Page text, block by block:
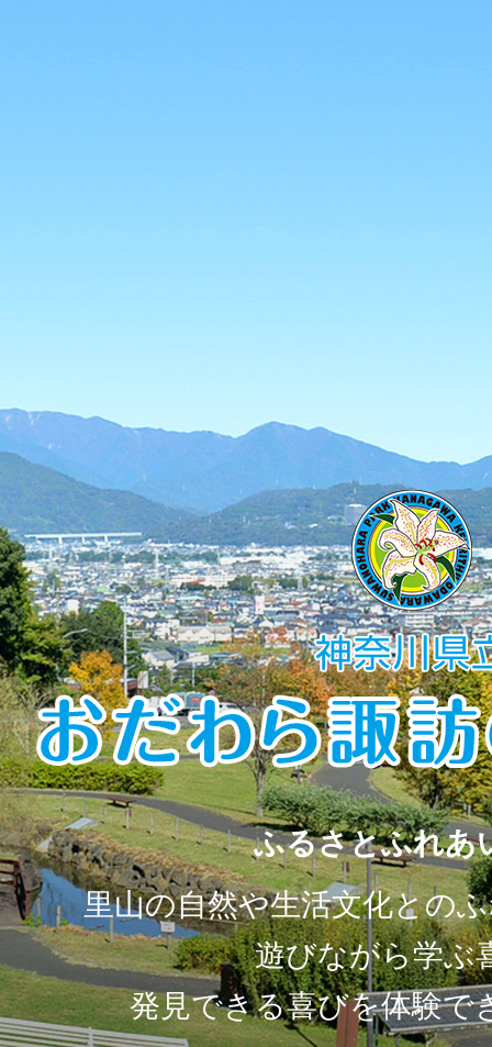
ふるさとふれあ
里山の自然や生活文化との
遊びながら学ぶ
発見できる喜びを体験で